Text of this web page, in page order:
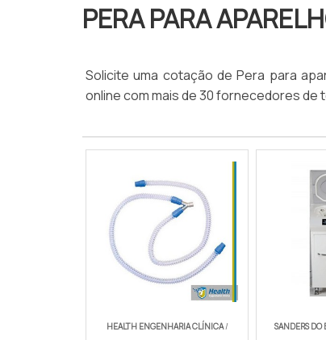
PERA PARA
Solicite uma cotação de Pera para
online com mais de 30 fornecedores de
HEALTH ENGENHARIA CLÍNICA/
SANDERS DO